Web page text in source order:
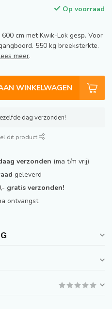
Op voorraad
cm met Kwik-Lok gesp. Voor
550 kg breeksterkte.
meer.
WINKELWAGEN
dag verzonden!
dit product
verzonden (ma t/m vrij)
geleverd
gratis verzonden!
ontvangst